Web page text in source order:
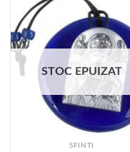
STOC EPUIZAT
SFINTI